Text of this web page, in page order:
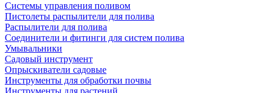
Системы управления поливом
Пистолеты распылители для полива
Распылители для полива
Соединители и фитинги для систем полива
Умывальники
Садовый инструмент
Опрыскиватели садовые
Инструменты для обработки почвы
Инструменты для растений